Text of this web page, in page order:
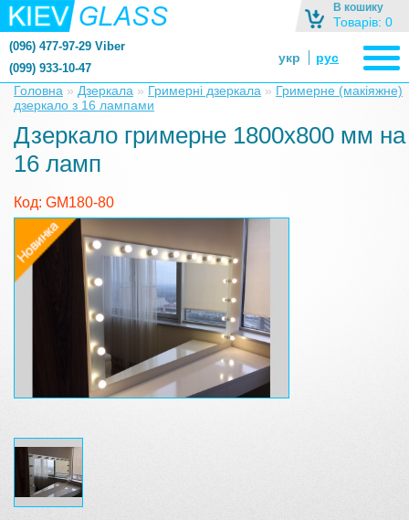
В кошику
Товарів: 0
(096) 477-97-29 Viber
(099) 933-10-47
zerkalonazakaz@gmail.com
zerkaloshop@ukr.net
укр рус
Головна » Дзеркала » Гримерні дзеркала » Гримерне (макіяжне)
дзеркало з 16 лампами
Дзеркало гримерне 1800х800 мм на
16 ламп
Код: GM180-80